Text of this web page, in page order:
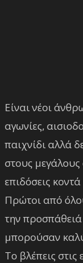
Είναι νέοι
αγωνίες,
παιχνίδι αλλά
στους
επιδόσεις
Πρώτοι από
την
μπορούσαν
Το βλέπεις στις